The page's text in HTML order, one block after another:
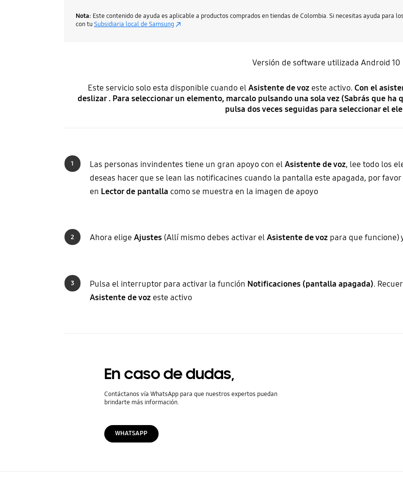
Nota: Este contenido de ayuda es aplicable a productos comprados en tiendas de Colombia. Si necesitas ayuda para
con tu Subsidiaria local de Samsung
Versión de software utilizada Android 10
Este servicio solo esta disponible cuando elAsistente de voz este activo. Con el
deslizar . Para seleccionar un elemento, marcalo pulsando una sola vez (Sabrás que
pulsa dos veces seguidas para seleccionar el
1 Las personas invindentes tiene un gran apoyo con elAsistente de voz, lee todo los
deseas hacer que se lean las notificacines cuando la pantalla este apagada, por
en Lector de pantalla como se muestra en la imagen de apoyo
2 Ahora elige Ajustes(Allí mismo debes activar elAsistente de vozpara que funcione)
3 Pulsa el interruptor para activar la función Notificaciones (pantalla apagada).
Asistente de vozeste activo
En caso de dudas,
Contáctanos vía WhatsApp para que nuestros expertos puedan
brindarte más información.
WHATSAPP